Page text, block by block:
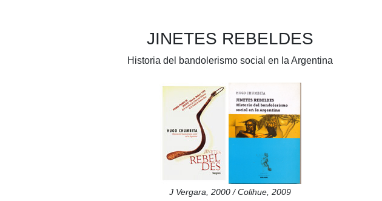
JINETES REBELDES
Historia del bandolerismo social en la Argentina
J Vergara, 2000 /Colihue, 2009